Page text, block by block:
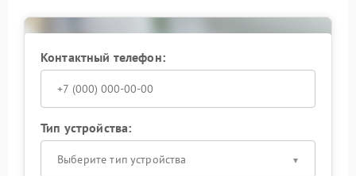
Контактный телефон:
Тип устройства:
Выберите тип устройства